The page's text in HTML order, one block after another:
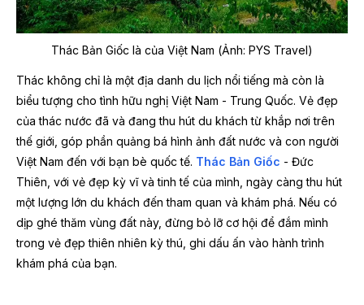
Thác Bản Giốc là của Việt Nam (Ảnh: PYS Travel)
Thác không chỉ là một địa danh du lịch nổi tiếng mà còn là
biểu tượng cho tình hữu nghị Việt Nam - Trung Quốc. Vẻ đẹp
của thác nước đã và đang thu hút du khách từ khắp nơi trên
thế giới, góp phần quảng bá hình ảnh đất nước và con người
Việt Nam đến với bạn bè quốc tế. Thác Bản Giốc - Đức
Thiên, với vẻ đẹp kỳ vĩ và tinh tế của mình, ngày càng thu hút
một lượng lớn du khách đến tham quan và khám phá. Nếu có
dịp ghé thăm vùng đất này, đừng bỏ lỡ cơ hội để đắm mình
trong vẻ đẹp thiên nhiên kỳ thú, ghi dấu ấn vào hành trình
khám phá của bạn.